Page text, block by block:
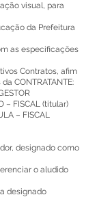
visual, para
da Prefeitura
as especificações
Contratos, afim
CONTRATANTE:
– FISCAL (titular)
– FISCAL
designado como
o aludido
designado